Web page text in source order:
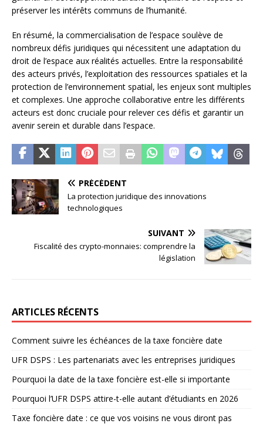
préserver les intérêts communs de l’humanité.
En résumé, la commercialisation de l’espace soulève de
nombreux défis juridiques qui nécessitent une adaptation du
droit de l’espace aux réalités actuelles. Entre la responsabilité
des acteurs privés, l’exploitation des ressources spatiales et la
protection de l’environnement spatial, les enjeux sont multiples
et complexes. Une approche collaborative entre les différents
acteurs est donc cruciale pour relever ces défis et garantir un
avenir serein et durable dans l’espace.
PRÉCÉDENT
La protection juridique des innovations
technologiques
SUIVANT
Fiscalité des crypto-monnaies: comprendre la
législation
ARTICLES RÉCENTS
Comment suivre les échéances de la taxe foncière date
UFR DSPS : Les partenariats avec les entreprises juridiques
Pourquoi la date de la taxe foncière est-elle si importante
Pourquoi l’UFR DSPS attire-t-elle autant d’étudiants en 2026
Taxe foncière date : ce que vos voisins ne vous diront pas